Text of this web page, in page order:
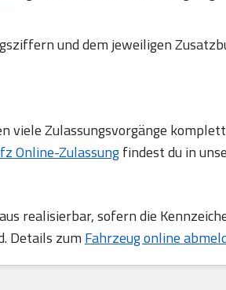
und dem jeweiligen
viele Zulassungsvorgänge
Online-Zulassungfindest du in
realisierbar, sofern die
Details zum Fahrzeug online